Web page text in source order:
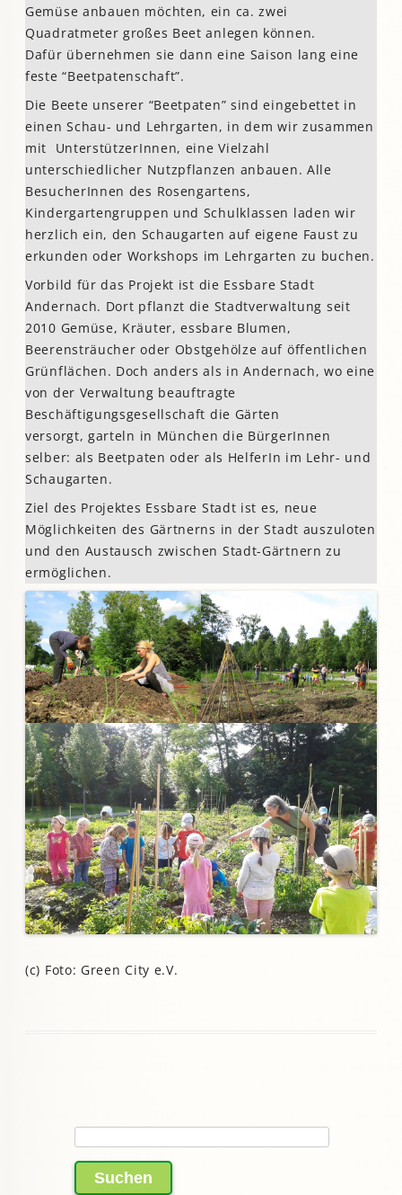
Gemüse anbauen möchten, ein ca. zwei
Quadratmeter großes Beet anlegen können.
Dafür übernehmen sie dann eine Saison lang eine
feste “Beetpatenschaft”.
Die Beete unserer “Beetpaten” sind eingebettet in
einen Schau- und Lehrgarten, in dem wir zusammen
mit UnterstützerInnen, eine Vielzahl
unterschiedlicher Nutzpflanzen anbauen. Alle
BesucherInnen des Rosengartens,
Kindergartengruppen und Schulklassen laden wir
herzlich ein, den Schaugarten auf eigene Faust zu
erkunden oder Workshops im Lehrgarten zu buchen.
Vorbild für das Projekt ist die Essbare Stadt
Andernach. Dort pflanzt die Stadtverwaltung seit
2010 Gemüse, Kräuter, essbare Blumen,
Beerensträucher oder Obstgehölze auf öffentlichen
Grünflächen. Doch anders als in Andernach, wo eine
von der Verwaltung beauftragte
Beschäftigungsgesellschaft die Gärten
versorgt, garteln in München die BürgerInnen
selber: als Beetpaten oder als HelferIn im Lehr- und
Schaugarten.
Ziel des Projektes Essbare Stadt ist es, neue
Möglichkeiten des Gärtnerns in der Stadt auszuloten
und den Austausch zwischen Stadt-Gärtnern zu
ermöglichen.
(c) Foto: Green City e.V.
nach: